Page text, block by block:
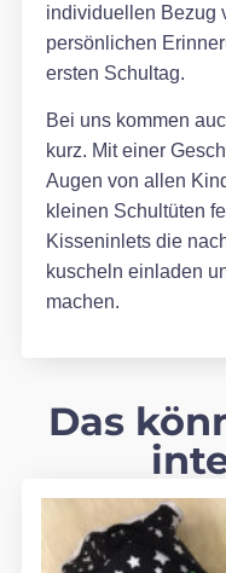
individuellen Bezug
persönlichen
ersten Schultag.
Bei uns kommen
kurz. Mit einer
Augen von allen
kleinen Schultüten
Kisseninlets die
kuscheln einladen
machen.
Das